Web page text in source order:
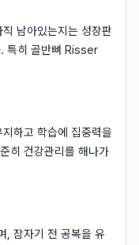
남아있는지는 성장판
특히 골반뼈 Risser
하고 학습에 집중력을
히 건강관리를 해나가
, 잠자기 전 공복을 유